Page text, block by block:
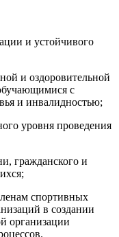
и устойчивого
и оздоровительной
с
и инвалидностью;
уровня проведения
гражданского и
спортивных
в создании
организации